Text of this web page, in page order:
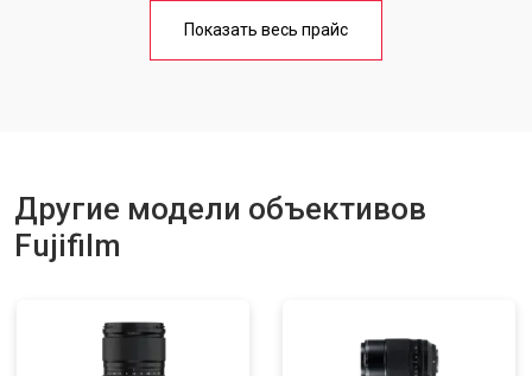
Показать весь прайс
Другие модели объективов
Fujifilm